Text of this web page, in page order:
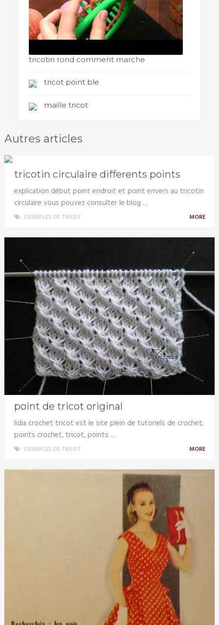
tricotin rond comment marche
tricot point ble
maille tricot
Autres articles
tricotin circulaire differents points
explication début point endroit et point envers au tricotin
circulaire vous pouvez consulter le blog …
EXEMPLES DE TRICOT MORE
point de tricot original
lidia crochet tricot est le site plein de tutoriels de crochet,
points crochet, tricot, points …
EXEMPLES DE TRICOT MORE